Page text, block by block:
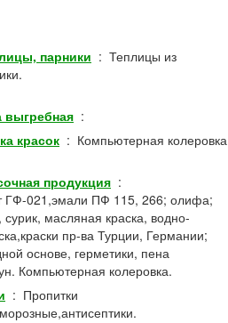
парники : Теплицы из
выгребная :
красок : Компьютерная колеровка
продукция :
ГФ-021,эмали ПФ 115, 266; олифа;
масляная краска, водно-
пр-ва Турции, Германии;
основе, герметики, пена
Компьютерная колеровка.
: Пропитки